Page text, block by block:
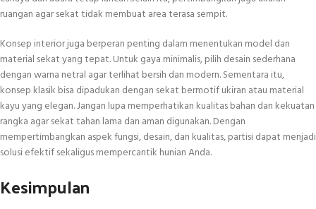
ruangan agar sekat tidak membuat area terasa sempit.
Konsep interior juga berperan penting dalam menentukan model dan
material sekat yang tepat. Untuk gaya minimalis, pilih desain sederhana
dengan warna netral agar terlihat bersih dan modern. Sementara itu,
konsep klasik bisa dipadukan dengan sekat bermotif ukiran atau material
kayu yang elegan. Jangan lupa memperhatikan kualitas bahan dan kekuatan
rangka agar sekat tahan lama dan aman digunakan. Dengan
mempertimbangkan aspek fungsi, desain, dan kualitas, partisi dapat menjadi
solusi efektif sekaligus mempercantik hunian Anda.
Kesimpulan